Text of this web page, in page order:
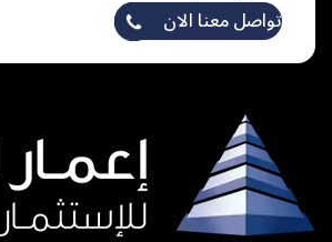
تواصل معنا الان